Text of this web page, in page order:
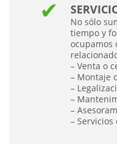
No sólo
tiempo y
ocupamos
– Venta o
– Montaje
–
–
–
–